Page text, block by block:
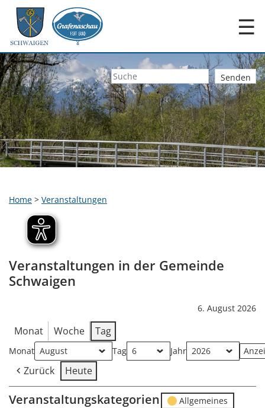
☰
Home > Veranstaltungen
Veranstaltungen in der Gemeinde
Schwaigen
6. August 2026
Monat Woche Tag
Monat Tag Jahr
Zurück Heute
Veranstaltungskategorien
Allgemeines